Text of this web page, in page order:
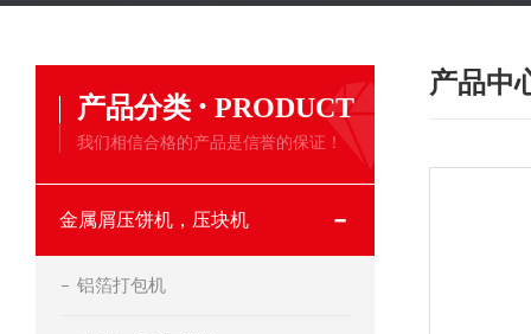
产品分类 · PRODUCT
我们相信合格的产品是信誉的保证！
金属屑压饼机，压块机
铝箔打包机
产品中